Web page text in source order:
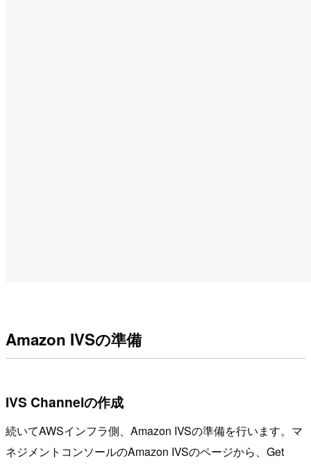
Amazon IVSの準備
IVS Channelの作成
続いてAWSインフラ側、Amazon IVSの準備を行います。マ
ネジメントコンソールのAmazon IVSのページから、Get